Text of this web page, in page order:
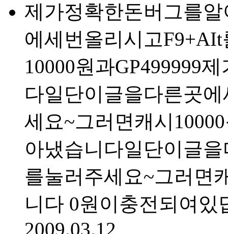
제가정확한돈버그를
에세번올리시고
10000원과GP499999
다일단이글을다른곳
세요~그러면캐시
아냈습니다일단이글
를눌러주세요~그러면
니다 0원이충전되여
2009.03.12